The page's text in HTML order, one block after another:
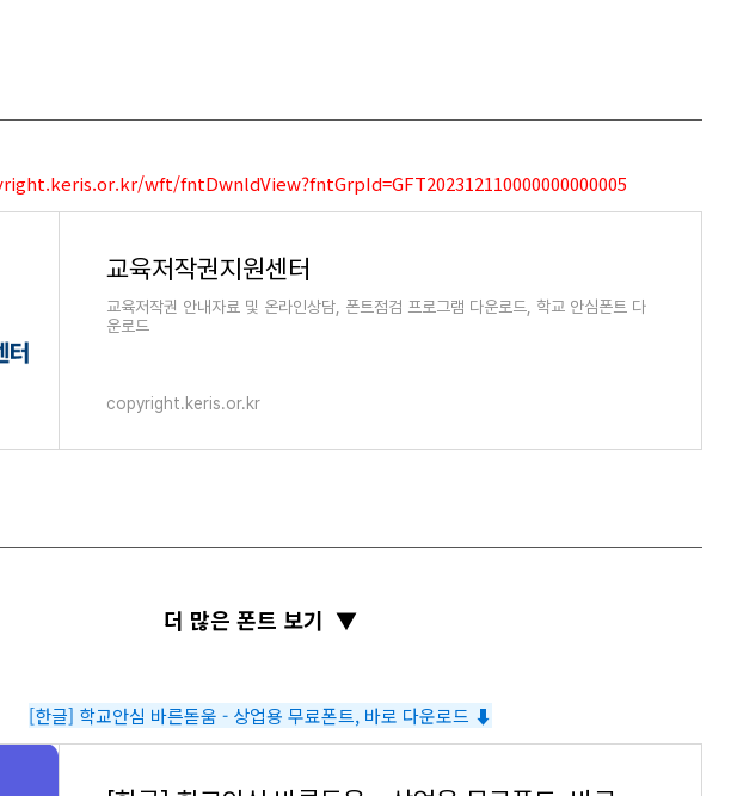
wft/fntDwnldView?fntGrpId=GFT202312110000000000005
교육저작권지원센터
교육저작권 안내자료 및 온라인상담, 폰트점검 프로그램 다운로드, 학교 안심폰트 다
운로드
copyright.keris.or.kr
더 많은 폰트 보기 ▼
[한글] 학교안심 바른돋움 - 상업용 무료폰트, 바로 다운로드 ⬇︎